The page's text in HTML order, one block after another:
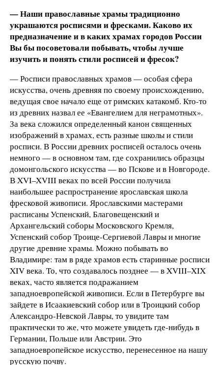
— Наши православные храмы традиционно
украшаются росписями и фресками. Каково их
предназначение и в каких храмах городов России
Вы бы посоветовали побывать, чтобы лучше
изучить и понять стили росписей и фресок?
— Росписи православных храмов — особая сфера
искусства, очень древняя по своему происхождению,
ведущая свое начало еще от римских катакомб. Кто-то
из древних назвал ее «Евангелием для неграмотных».
За века сложился определенный канон священных
изображений в храмах, есть разные школы и стили
росписи. В России древних росписей осталось очень
немного — в основном там, где сохранились образцы
домонгольского искусства — во Пскове и в Новгороде.
В XVI–XVIII веках по всей России получила
наибольшее распространение ярославская школа
фресковой живописи. Ярославскими мастерами
расписаны Успенский, Благовещенский и
Архангельский соборы Московского Кремля,
Успенский собор Троице-Сергиевой Лавры и многие
другие древние храмы. Можно побывать во
Владимире: там в ряде храмов есть старинные росписи
XIV века. То, что создавалось позднее — в XVIII–XIX
веках, часто является подражанием
западноевропейской живописи. Если в Петербурге вы
зайдете в Исаакиевский собор или в Троицкий собор
Александро-Невской Лавры, то увидите там
практически то же, что можете увидеть где-нибудь в
Германии, Польше или Австрии. Это
западноевропейское искусство, перенесенное на нашу
русскую почву.